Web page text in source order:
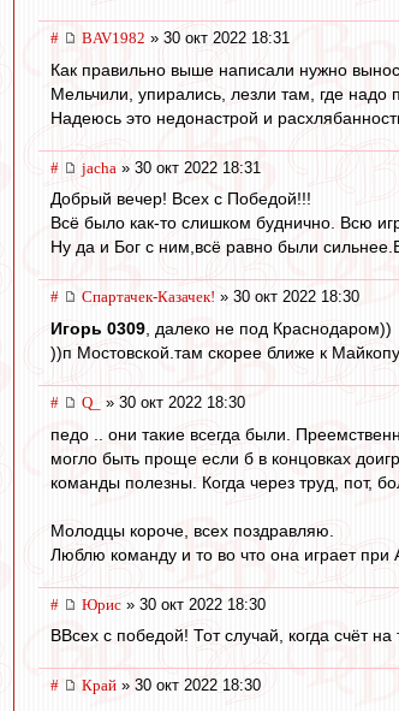
# BAV1982 » 30 окт 2022 18:31
Как правильно выше написали нужно
Мельчили, упирались, лезли там, где надо
Надеюсь это недонастрой и
# jacha » 30 окт 2022 18:31
Добрый вечер! Всех с Победой!!!
Всё было как-то слишком буднично. Всю
Ну да и Бог с ним,всё равно были
# Спартачек-Казачек! » 30 окт 2022 18:30
Игорь 0309 , далеко не под Краснодаром))
))п Мостовской.там скорее ближе к Майкопу
# Q_ » 30 окт 2022 18:30
педо .. они такие всегда были.
могло быть проще если б в концовках
команды полезны. Когда через труд, пот,
Молодцы короче, всех поздравляю.
Люблю команду и то во что она играет при
# Юрис » 30 окт 2022 18:30
ВВсех с победой! Тот случай, когда счёт
# Край » 30 окт 2022 18:30